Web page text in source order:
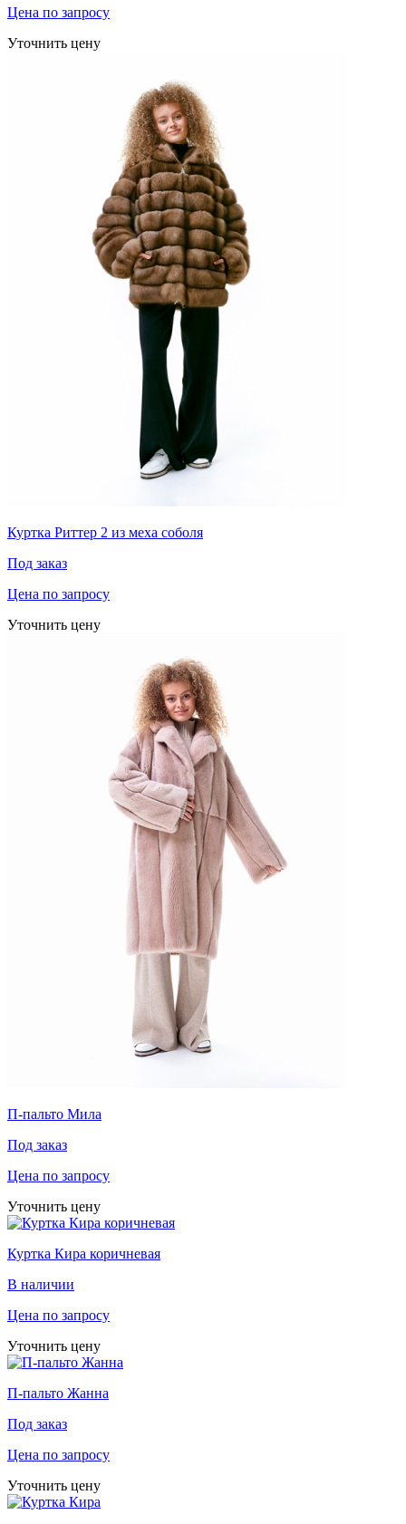
Цена по запросу
Уточнить цену
Куртка Риттер 2 из меха соболя
Под заказ
Цена по запросу
Уточнить цену
П-пальто Мила
Под заказ
Цена по запросу
Уточнить цену
Куртка Кира коричневая
В наличии
Цена по запросу
Уточнить цену
П-пальто Жанна
Под заказ
Цена по запросу
Уточнить цену